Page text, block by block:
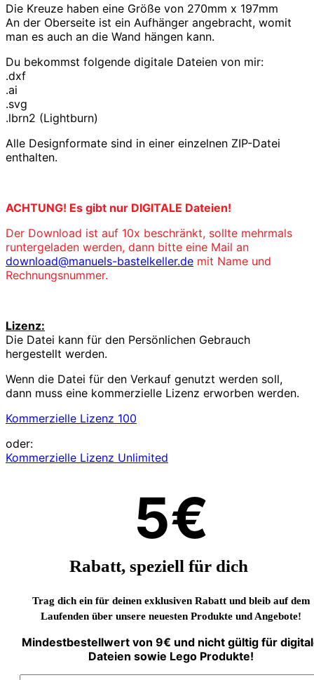
Die Kreuze haben eine Größe von 270mm x 197mm
An der Oberseite ist ein Aufhänger angebracht, womit
man es auch an die Wand hängen kann.
Du bekommst folgende digitale Dateien von mir:
.dxf
.ai
.svg
.lbrn2 (Lightburn)
Alle Designformate sind in einer einzelnen ZIP-Datei
enthalten.
ACHTUNG! Es gibt nur DIGITALE Dateien!
Der Download ist auf 10x beschränkt, sollte mehrmals
runtergeladen werden, dann bitte eine Mail an
download@manuels-bastelkeller.de mit Name und
Rechnungsnummer.
Lizenz:
Die Datei kann für den Persönlichen Gebrauch
hergestellt werden.
Wenn die Datei für den Verkauf genutzt werden soll,
dann muss eine kommerzielle Lizenz erworben werden.
Kommerzielle Lizenz 100
oder:
Kommerzielle Lizenz Unlimited
5€
Rabatt, speziell für dich
Trag dich ein für deinen exklusiven Rabatt und bleib auf dem
Laufenden über unsere neuesten Produkte und Angebote!
Mindestbestellwert von 9€ und nicht gültig für
Dateien sowie Lego Produkte!